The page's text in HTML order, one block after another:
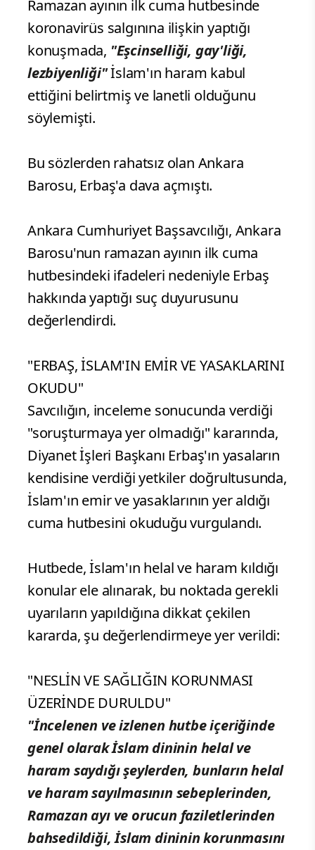
Ramazan ayının ilk cuma hutbesinde
koronavirüs salgınına ilişkin yaptığı
konuşmada, "Eşcinselliği, gay'liği,
lezbiyenliği"İslam'ın haram kabul
ettiğini belirtmiş ve lanetli olduğunu
söylemişti.
Bu sözlerden rahatsız olan Ankara
Barosu, Erbaş'a dava açmıştı.
Ankara Cumhuriyet Başsavcılığı, Ankara
Barosu'nun ramazan ayının ilk cuma
hutbesindeki ifadeleri nedeniyle Erbaş
hakkında yaptığı suç duyurusunu
değerlendirdi.
"ERBAŞ, İSLAM'IN EMİR VE YASAKLARINI
OKUDU"
Savcılığın, inceleme sonucunda verdiği
"soruşturmaya yer olmadığı" kararında,
Diyanet İşleri Başkanı Erbaş'ın yasaların
kendisine verdiği yetkiler doğrultusunda,
İslam'ın emir ve yasaklarının yer aldığı
cuma hutbesini okuduğu vurgulandı.
Hutbede, İslam'ın helal ve haram kıldığı
konular ele alınarak, bu noktada gerekli
uyarıların yapıldığına dikkat çekilen
kararda, şu değerlendirmeye yer verildi:
"NESLİN VE SAĞLIĞIN KORUNMASI
ÜZERİNDE DURULDU"
"İncelenen ve izlenen hutbe içeriğinde
genel olarak İslam dininin helal ve
haram saydığı şeylerden, bunların helal
ve haram sayılmasının sebeplerinden,
Ramazan ayı ve orucun faziletlerinden
bahsedildiği, İslam dininin korunmasını